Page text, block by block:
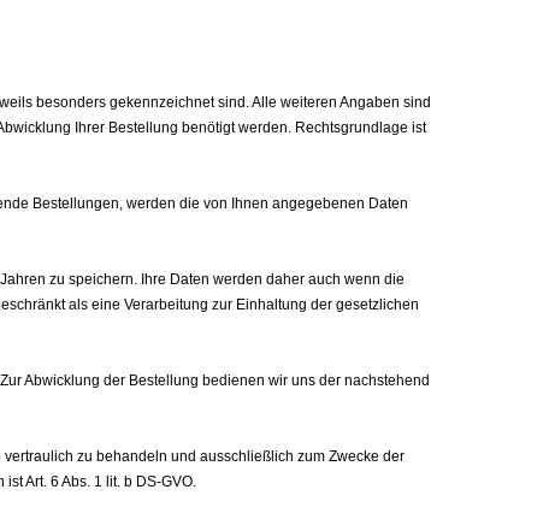
besonders gekennzeichnet sind. Alle weiteren Angaben sind
Ihrer Bestellung benötigt werden. Rechtsgrundlage ist
Bestellungen, werden die von Ihnen angegebenen Daten
zu speichern. Ihre Daten werden daher auch wenn die
als eine Verarbeitung zur Einhaltung der gesetzlichen
Abwicklung der Bestellung bedienen wir uns der nachstehend
zu behandeln und ausschließlich zum Zwecke der
Art. 6 Abs. 1 lit. b DS-GVO.